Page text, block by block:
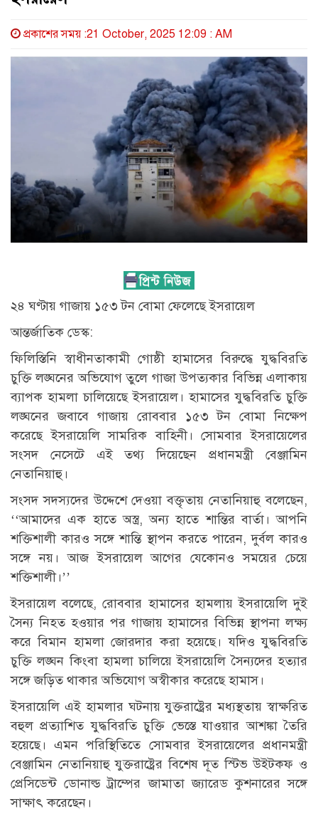
প্রকাশের সময় :21 October, 2025 12:09 : AM
২৪ ঘণ্টায় গাজায় ১৫৩ টন বোমা ফেলেছে ইসরায়েল
আন্তর্জাতিক ডেস্ক:
ফিলিস্তিনি স্বাধীনতাকামী গোষ্ঠী হামাসের বিরুদ্ধে যুদ্ধবিরতি
চুক্তি লঙ্ঘনের অভিযোগ তুলে গাজা উপত্যকার বিভিন্ন এলাকায়
ব্যাপক হামলা চালিয়েছে ইসরায়েল। হামাসের যুদ্ধবিরতি চুক্তি
লঙ্ঘনের জবাবে গাজায় রোববার ১৫৩ টন বোমা নিক্ষেপ
করেছে ইসরায়েলি সামরিক বাহিনী। সোমবার ইসরায়েলের
সংসদ নেসেটে এই তথ্য দিয়েছেন প্রধানমন্ত্রী বেঞ্জামিন
নেতানিয়াহু।
সংসদ সদস্যদের উদ্দেশে দেওয়া বক্তৃতায় নেতানিয়াহু বলেছেন,
‘‘আমাদের এক হাতে অস্ত্র, অন্য হাতে শান্তির বার্তা। আপনি
শক্তিশালী কারও সঙ্গে শান্তি স্থাপন করতে পারেন, দুর্বল কারও
সঙ্গে নয়। আজ ইসরায়েল আগের যেকোনও সময়ের চেয়ে
শক্তিশালী।’’
ইসরায়েল বলেছে, রোববার হামাসের হামলায় ইসরায়েলি দুই
সৈন্য নিহত হওয়ার পর গাজায় হামাসের বিভিন্ন স্থাপনা লক্ষ্য
করে বিমান হামলা জোরদার করা হয়েছে। যদিও যুদ্ধবিরতি
চুক্তি লঙ্ঘন কিংবা হামলা চালিয়ে ইসরায়েলি সৈন্যদের হত্যার
সঙ্গে জড়িত থাকার অভিযোগ অস্বীকার করেছে হামাস।
ইসরায়েলি এই হামলার ঘটনায় যুক্তরাষ্ট্রের মধ্যস্থতায় স্বাক্ষরিত
বহুল প্রত্যাশিত যুদ্ধবিরতি চুক্তি ভেস্তে যাওয়ার আশঙ্কা তৈরি
হয়েছে। এমন পরিস্থিতিতে সোমবার ইসরায়েলের প্রধানমন্ত্রী
বেঞ্জামিন নেতানিয়াহু যুক্তরাষ্ট্রের বিশেষ দূত স্টিভ উইটকফ ও
প্রেসিডেন্ট ডোনাল্ড ট্রাম্পের জামাতা জ্যারেড কুশনারের সঙ্গে
সাক্ষাৎ করেছেন।